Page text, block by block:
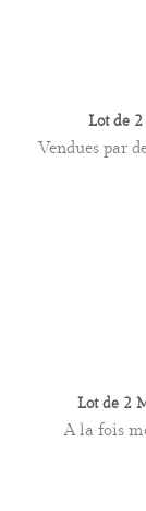
Lot de
Vendues par
Lot de 2
A la fois